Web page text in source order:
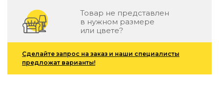
Декор
По типу
Для кухни
Предметы интерьера
Зеркала
Вентиляторы
Товар не представлен
в нужном размере
или цвете?
Сделайте запрос на заказ и наши специалисты
предложат варианты!